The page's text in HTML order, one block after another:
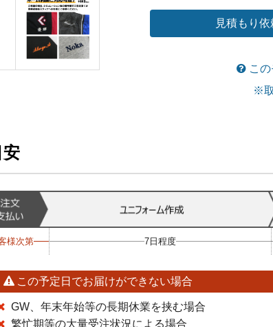
見積もり
こ
※
様次第 7日程度
この予定日でお届けができない場合
GW、年末年始等の長期休業を挟む場合
繁忙期等の大量受注状況による場合